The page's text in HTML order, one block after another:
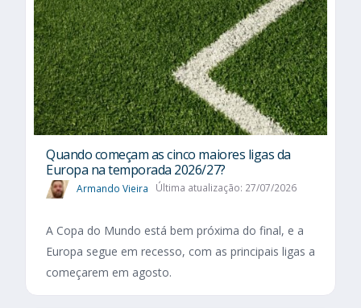
Quando começam as cinco maiores ligas da
Europa na temporada 2026/27?
Armando Vieira Última atualização: 27/07/2026
A Copa do Mundo está bem próxima do final, e a
Europa segue em recesso, com as principais ligas a
começarem em agosto.